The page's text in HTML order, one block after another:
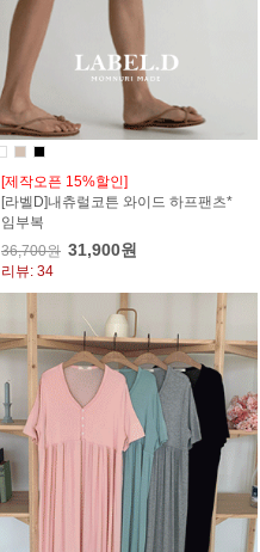
[제작오픈 15%할인]
[라벨D]내츄럴코튼 와이드 하프팬츠*
임부복
36,700원 31,900원
리뷰: 34